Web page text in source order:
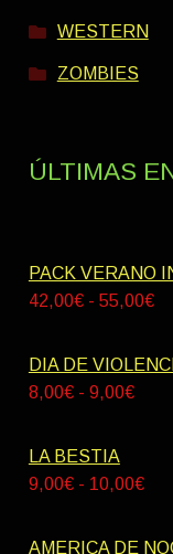
WESTERN
ZOMBIES
ÚLTIMAS
PACK VERANO
42,00€ - 55,00€
DIA DE
8,00€ - 9,00€
desde
LA BESTIA
9,00€ - 10,00€
AMERICA DE